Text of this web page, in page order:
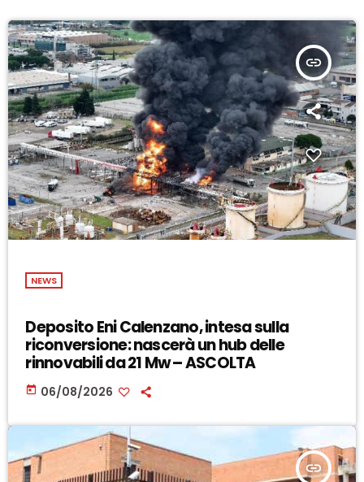
insert_link
NEWS
Deposito Eni Calenzano, intesa sulla
riconversione: nascerà un hub delle
rinnovabili da 21 Mw – ASCOLTA
today 06/08/2026
insert_link